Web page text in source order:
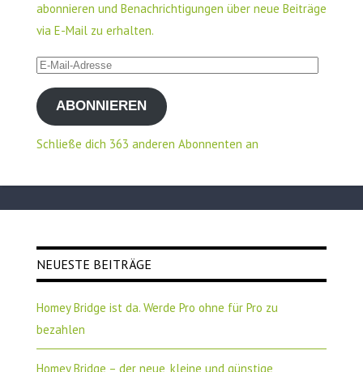
abonnieren und Benachrichtigungen über neue Beiträge
via E-Mail zu erhalten.
E-
Mail-
AdresseABONNIEREN
Schließe dich 363 anderen Abonnenten an
NEUESTE BEITRÄGE
Homey Bridge ist da. Werde Pro ohne für Pro zu
bezahlen
Homey Bridge – der neue, kleine und günstige